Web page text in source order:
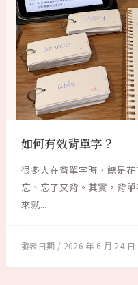
如何有效背單字？
很多人在背單字時，總是
忘、忘了又背。其實，背
來就...
2026 年 6 月 24 日